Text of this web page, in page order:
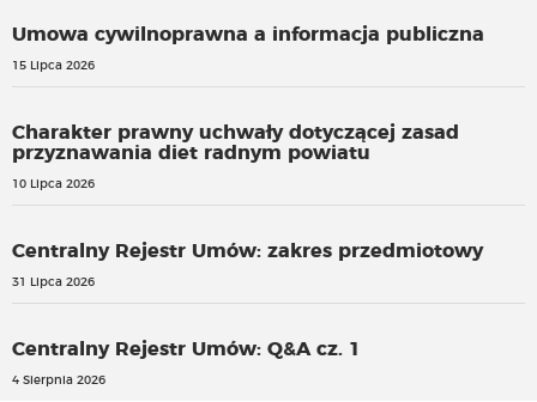
Umowa cywilnoprawna a informacja publiczna
15 Lipca 2026
Charakter prawny uchwały dotyczącej zasad
przyznawania diet radnym powiatu
10 Lipca 2026
Centralny Rejestr Umów: zakres przedmiotowy
31 Lipca 2026
Centralny Rejestr Umów: Q&A cz. 1
4 Sierpnia 2026